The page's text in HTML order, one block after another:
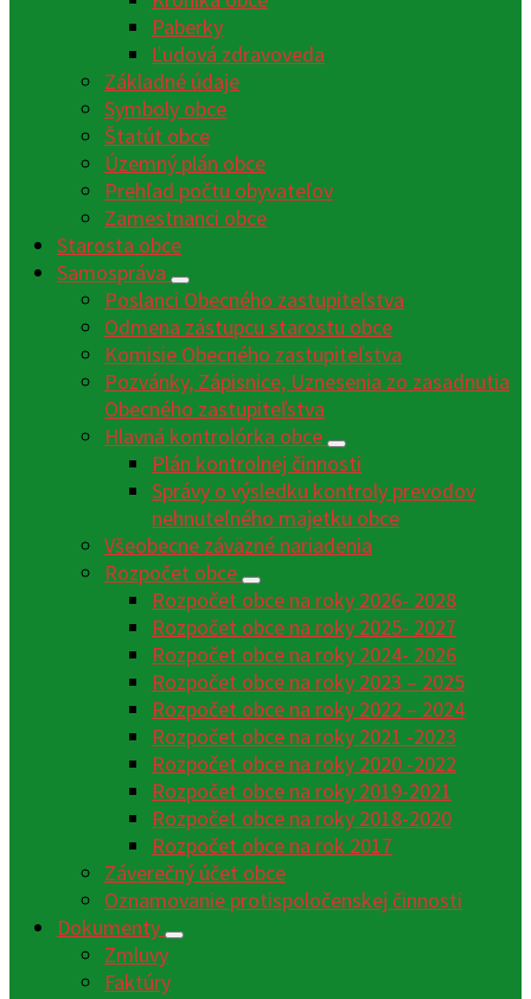
Paberky
Ľudová zdravoveda
Základné údaje
Symboly obce
Štatút obce
Územný plán obce
Prehľad počtu obyvateľov
Zamestnanci obce
Starosta obce
Samospráva
Poslanci Obecného zastupiteľstva
Odmena zástupcu starostu obce
Komisie Obecného zastupiteľstva
Pozvánky, Zápisnice, Uznesenia zo zasadnutia
Obecného zastupiteľstva
Hlavná kontrolórka obce
Plán kontrolnej činnosti
Správy o výsledku kontroly prevodov
nehnuteľného majetku obce
Všeobecne záväzné nariadenia
Rozpočet obce
Rozpočet obce na roky 2026- 2028
Rozpočet obce na roky 2025- 2027
Rozpočet obce na roky 2024- 2026
Rozpočet obce na roky 2023 – 2025
Rozpočet obce na roky 2022 – 2024
Rozpočet obce na roky 2021 -2023
Rozpočet obce na roky 2020 -2022
Rozpočet obce na roky 2019-2021
Rozpočet obce na roky 2018-2020
Rozpočet obce na rok 2017
Záverečný účet obce
Oznamovanie protispoločenskej činnosti
Dokumenty
Zmluvy
Faktúry